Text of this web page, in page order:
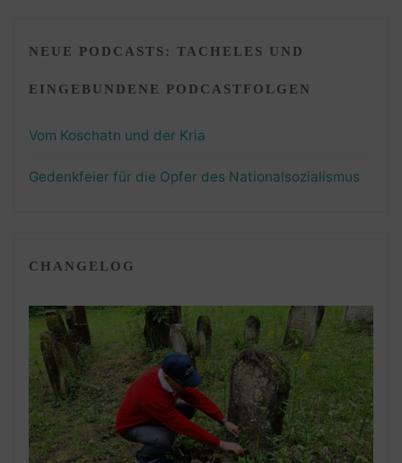
NEUE PODCASTS: TACHELES UND
EINGEBUNDENE PODCASTFOLGEN
Vom Koschatn und der Kria
Gedenkfeier für die Opfer des Nationalsozialismus
CHANGELOG